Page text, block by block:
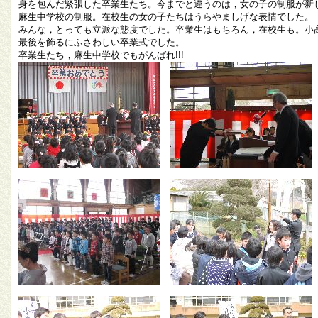
身を包んだ緊張した卒業生たち。今までと違うのは，女の子の制服が新
麻生中学校の制服。在校生の女の子たちはうらやましげな表情でした。
みんな，とっても立派な態度でした。卒業生はもちろん，在校生も。小
最後を飾るにふさわしい卒業式でした。
卒業生たち，麻生中学校でもがんばれ!!!